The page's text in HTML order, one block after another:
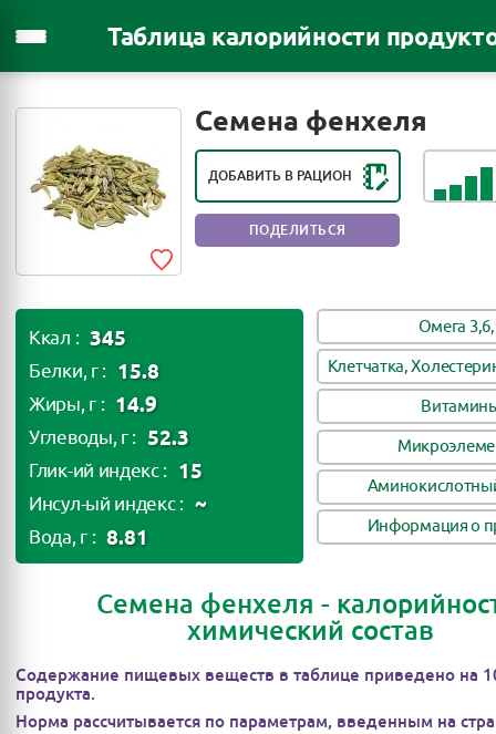
Таблица калорийности
Семена фенхеля
ДОБАВИТЬ В РАЦИОН
ПОДЕЛИТЬСЯ
Ккал : 345
Белки, г : 15.8
Жиры, г : 14.9
Углеводы, г : 52.3
Глик-ий индекс : 15
Инсул-ый индекс : ~
Вода, г : 8.81
Омега
Клетчатка,
Информация о
Семена фенхеля -
химический состав
Содержание пищевых веществ в таблице приведено на
продукта.
Норма рассчитывается по параметрам, введенным на